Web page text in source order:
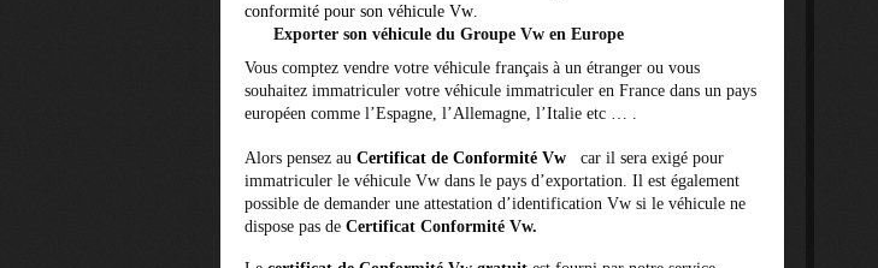
conformité pour son véhicule Vw
Exporter son véhicule du Groupe Vw en Europe
Vous comptez vendre votre véhicule français à un étranger ou vous
souhaitez immatriculer votre véhicule immatriculer en France dans un pays
européen comme l’Espagne, l’Allemagne, l’Italie etc … .
Alors pensez au Certificat de Conformité Vw car il sera exigé pour
immatriculer le véhicule Vw dans le pays d’exportation. Il est également
possible de demander une attestation d’identification Vw si le véhicule ne
dispose pas de Certificat Conformité Vw.